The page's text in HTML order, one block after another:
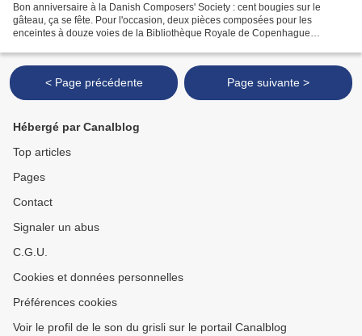
Bon anniversaire à la Danish Composers' Society : cent bougies sur le
gâteau, ça se fête. Pour l'occasion, deux pièces composées pour les
enceintes à douze voies de la Bibliothèque Royale de Copenhague
< Page précédente Page suivante >
Hébergé par Canalblog
Top articles
Pages
Contact
Signaler un abus
C.G.U.
Cookies et données personnelles
Préférences cookies
Voir le profil de le son du grisli sur le portail Canalblog